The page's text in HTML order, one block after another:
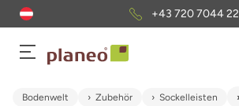
+43 720 7044 22
Bodenwelt Zubehör Sockelleisten